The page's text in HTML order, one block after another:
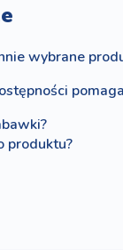
wybrane
produktu?